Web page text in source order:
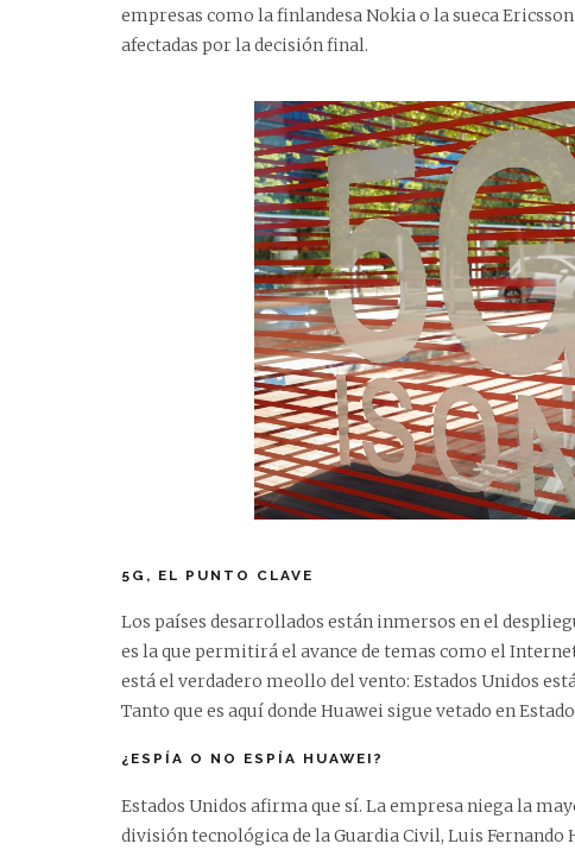
empresas como la finlandesa Nokia o la sueca
afectadas por la decisión final.
5G, EL PUNTO CLAVE
Los países desarrollados están inmersos en el
es la que permitirá el avance de temas como el Internet
está el verdadero meollo del vento: Estados Unidos
Tanto que es aquí donde Huawei sigue vetado en
¿ESPÍA O NO ESPÍA HUAWEI?
Estados Unidos afirma que sí. La empresa niega la
división tecnológica de la Guardia Civil, Luis Fernando